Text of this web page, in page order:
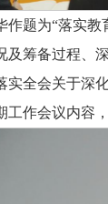
作题为“落实
及筹备过程、
实全会关于深
工作会议内容